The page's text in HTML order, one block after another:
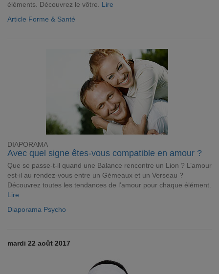
éléments. Découvrez le vôtre. Lire
Article Forme & Santé
DIAPORAMA
Avec quel signe êtes-vous compatible en amour ?
Que se passe-t-il quand une Balance rencontre un Lion ? L’amour
est-il au rendez-vous entre un Gémeaux et un Verseau ?
Découvrez toutes les tendances de l’amour pour chaque élément.
Lire
Diaporama Psycho
mardi 22 août 2017